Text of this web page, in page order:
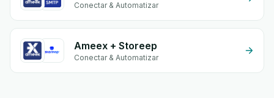
Conectar & Automatizar
Ameex + Storeep
Conectar & Automatizar